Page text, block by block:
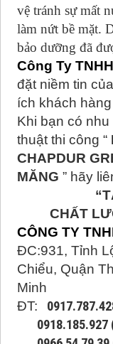
vệ tránh sự mất
làm nứt bề mặt.
bảo dưỡng đã
Công Ty
đặt niềm tin
ích khách
Khi bạn có
thuật thi công “
CHAPDUR
MĂNG ” hãy
CHẤT
CÔNG TY
ĐC:931, Tỉnh
Chiểu, Quận
Minh
ĐT:
0918.185.927